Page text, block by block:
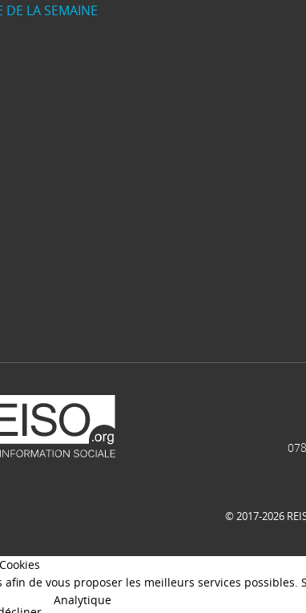
DE LA SEMAINE
© 2017-2026
afin de vous proposer les meilleurs services
Analytique